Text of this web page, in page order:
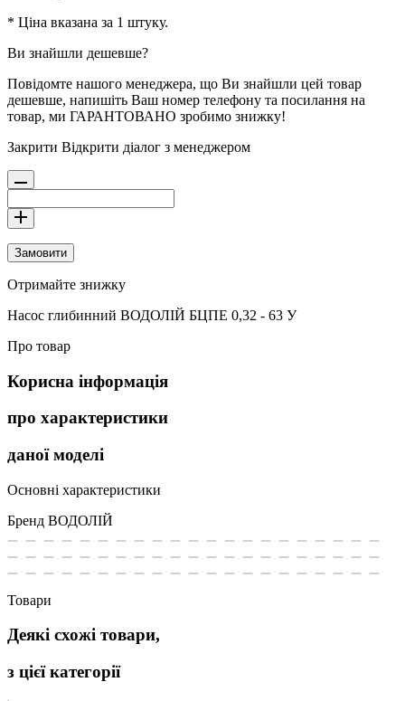
* Ціна вказана за 1 штуку.
Ви знайшли дешевше?
Повідомте нашого менеджера, що Ви знайшли цей товар
дешевше, напишіть Ваш номер телефону та посилання на
товар, ми ГАРАНТОВАНО зробимо знижку!
Закрити Відкрити діалог з менеджером
Замовити
Отримайте знижку
Насос глибинний ВОДОЛІЙ БЦПЕ 0,32 - 63 У
Про товар
Корисна інформація
про характеристики
даної моделі
Основні характеристики
Бренд ВОДОЛІЙ
Товари
Деякі схожі товари,
з цієї категорії